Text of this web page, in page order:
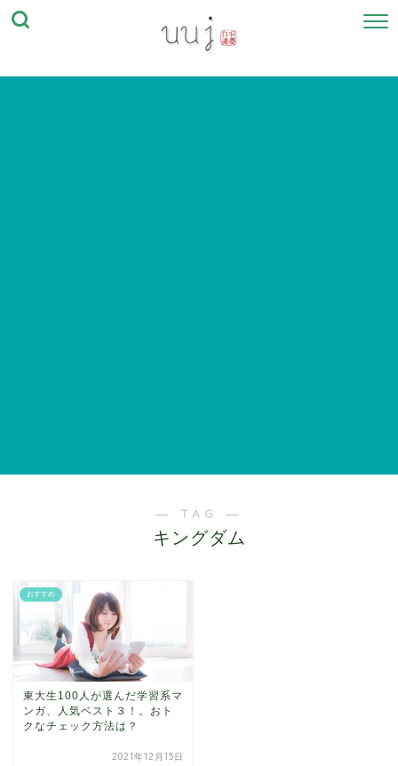
― TAG ―
キングダム
おすすめ
東大生100人が選んだ学習系マ
ンガ、人気ベスト３！。おト
クなチェック方法は？
2021年12月15日